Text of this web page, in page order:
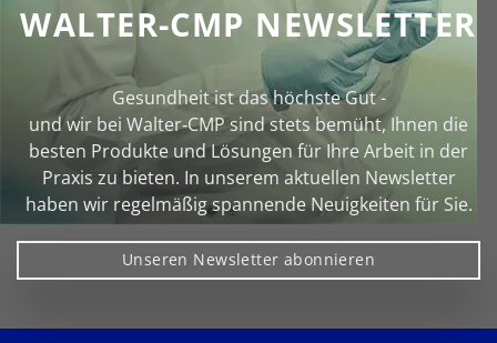
WALTER-CMP NEWSLETTER
Gesundheit ist das höchste Gut -
und wir bei Walter‑CMP sind stets bemüht, Ihnen die
besten Produkte und Lösungen für Ihre Arbeit in der
Praxis zu bieten. In unserem aktuellen Newsletter
haben wir regelmäßig spannende Neuigkeiten für Sie.
Unseren Newsletter abonnieren